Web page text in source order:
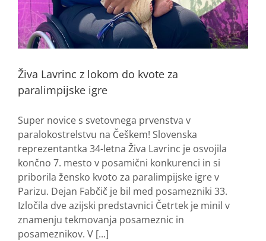
Živa Lavrinc z lokom do kvote za
paralimpijske igre
Super novice s svetovnega prvenstva v
paralokostrelstvu na Češkem! Slovenska
reprezentantka 34-letna Živa Lavrinc je osvojila
končno 7. mesto v posamični konkurenci in si
priborila žensko kvoto za paralimpijske igre v
Parizu. Dejan Fabčič je bil med posamezniki 33.
Izločila dve azijski predstavnici Četrtek je minil v
znamenju tekmovanja posameznic in
posameznikov. V [...]